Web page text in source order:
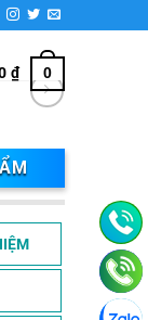
₫ 0